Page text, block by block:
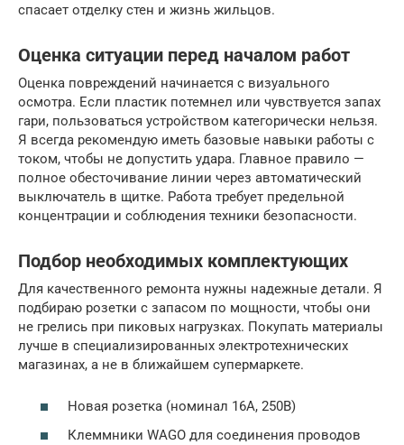
спасает отделку стен и жизнь жильцов.
Оценка ситуации перед началом работ
Оценка повреждений начинается с визуального
осмотра. Если пластик потемнел или чувствуется запах
гари, пользоваться устройством категорически нельзя.
Я всегда рекомендую иметь базовые навыки работы с
током, чтобы не допустить удара. Главное правило —
полное обесточивание линии через автоматический
выключатель в щитке. Работа требует предельной
концентрации и соблюдения техники безопасности.
Подбор необходимых комплектующих
Для качественного ремонта нужны надежные детали. Я
подбираю розетки с запасом по мощности, чтобы они
не грелись при пиковых нагрузках. Покупать материалы
лучше в специализированных электротехнических
магазинах, а не в ближайшем супермаркете.
Новая розетка (номинал 16А, 250В)
Клеммники WAGO для соединения проводов